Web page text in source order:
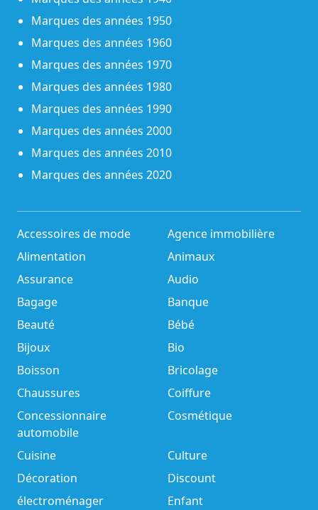
Marques des années 1950
Marques des années 1960
Marques des années 1970
Marques des années 1980
Marques des années 1990
Marques des années 2000
Marques des années 2010
Marques des années 2020
Accessoires de mode
Agence immobilière
Alimentation
Animaux
Assurance
Audio
Bagage
Banque
Beauté
Bébé
Bijoux
Bio
Boisson
Bricolage
Chaussures
Coiffure
Concessionnaire
automobile
Cosmétique
Cuisine
Culture
Décoration
Discount
électroménager
Enfant